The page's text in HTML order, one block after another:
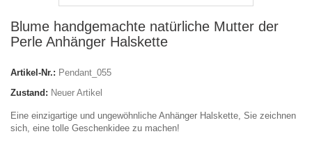
Blume handgemachte natürliche Mutter der
Perle Anhänger Halskette
Artikel-Nr.: Pendant_055
Zustand: Neuer Artikel
Eine einzigartige und ungewöhnliche Anhänger Halskette, Sie zeichnen
sich, eine tolle Geschenkidee zu machen!